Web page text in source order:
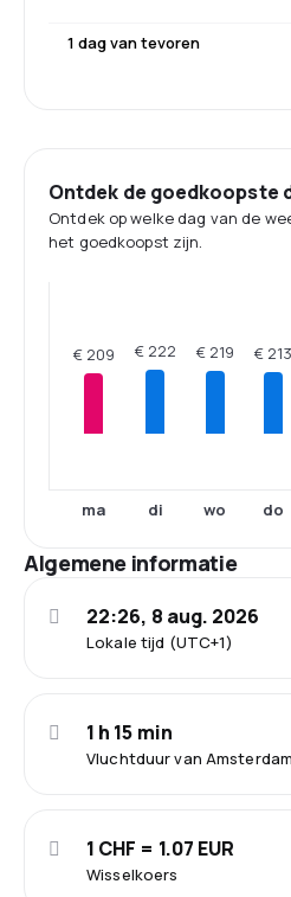
1 dag van tevoren
Ontdek de goedkoopste
Ontdek op welke dag van de
het goedkoopst zijn.
€ 209
ma
€ 222
di
€ 219
wo
€ 213
do
Algemene informatie
Lokale tijd (UTC+1)
22:26, 8 aug. 2026
Vluchtduur van Amsterdam
1 h 15 min
Wisselkoers
1 CHF = 1.07 EUR